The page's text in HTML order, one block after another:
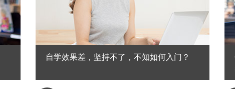
自学效果差，坚持不了，不知如何入门？